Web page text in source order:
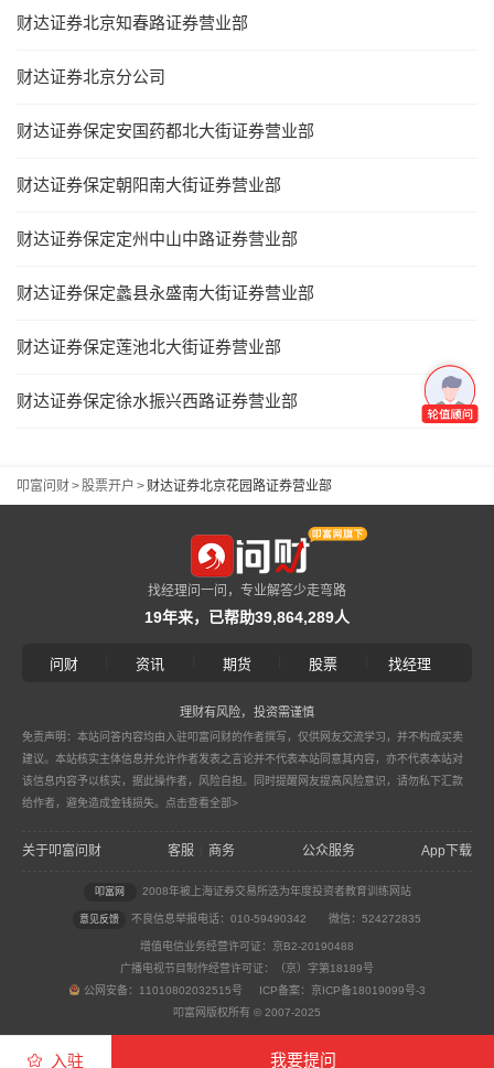
财达证券北京知春路证券营业部
财达证券北京分公司
财达证券保定安国药都北大街证券营业部
财达证券保定朝阳南大街证券营业部
财达证券保定定州中山中路证券营业部
财达证券保定蠡县永盛南大街证券营业部
财达证券保定莲池北大街证券营业部
财达证券保定徐水振兴西路证券营业部
叩富问财> 股票开户 > 财达证券北京花园路证券营业部
入驻 我要提问
找经理问一问，专业解答少走弯路
19年来，已帮助39,864,289人
问财 资讯 期货 股票 找经理
理财有风险，投资需谨慎
免责声明：本站问答内容均由入驻叩富问财的作者撰写，仅供网友交流学习，并不构成买卖
建议。本站核实主体信息并允许作者发表之言论并不代表本站同意其内容，亦不代表本站对
该信息内容予以核实，据此操作者，风险自担。同时提醒网友提高风险意识，请勿私下汇款
给作者，避免造成金钱损失。 点击查看全部>
关于叩富问财 客服 商务 公众服务 App下载
叩富网 2008年被上海证券交易所选为年度投资者教育训练网站
意见反馈 不良信息举报电话：010-59490342 微信：524272835
增值电信业务经营许可证：京B2-20190488
广播电视节目制作经营许可证：（京）字第18189号
公网安备：11010802032515号 ICP备案：京ICP备18019099号-3
叩富网版权所有 © 2007-2025